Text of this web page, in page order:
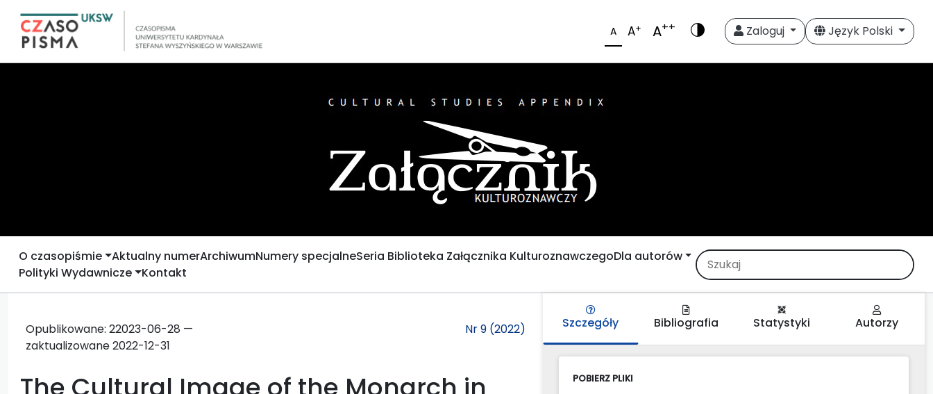
A A+ A++ Zaloguj Język Polski
O czasopiśmie Aktualny numerArchiwumNumery specjalneSeria Biblioteka Załącznika KulturoznawczegoDla autorów
Polityki Wydawnicze Kontakt
Opublikowane: 22023-06-28 —
zaktualizowane 2022-12-31
Nr 9 (2022) Szczegóły Bibliografia Statystyki Autorzy
POBIERZ PLIKI